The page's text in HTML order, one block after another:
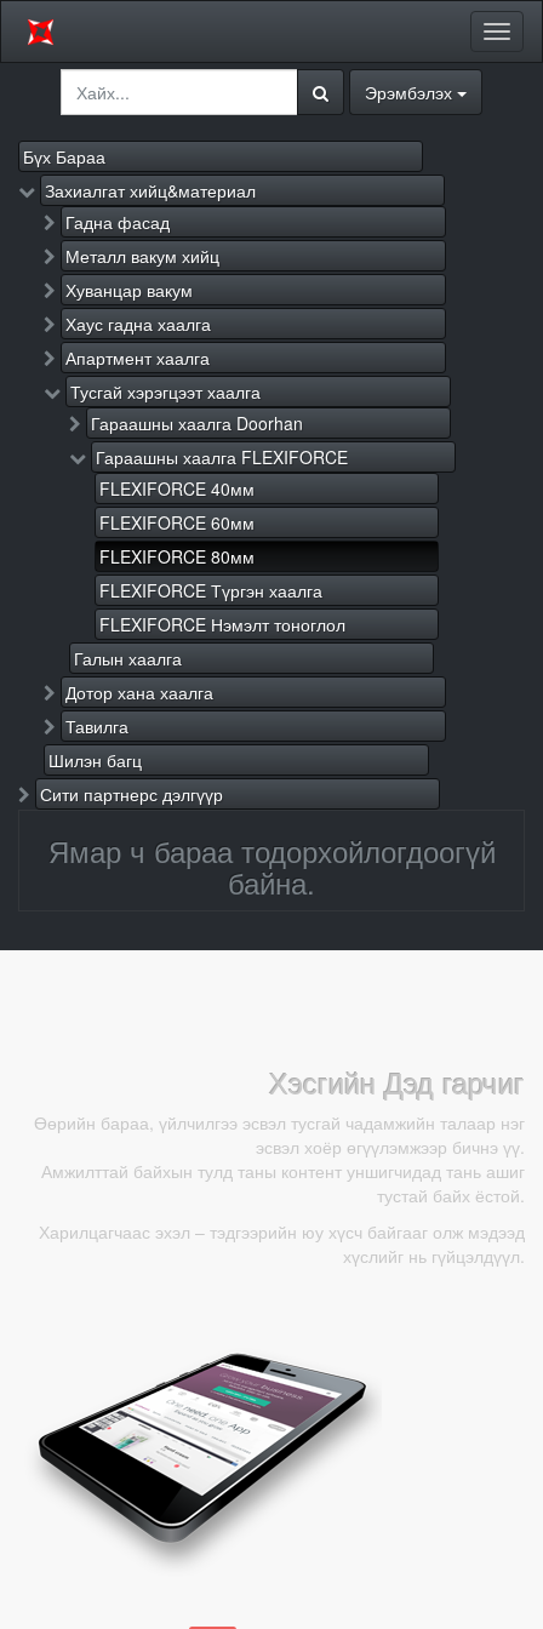
Эрэмбэлэх
Бүх Бараа
Захиалгат хийц&материал
Гадна фасад
Металл вакум хийц
Хуванцар вакум
Хаус гадна хаалга
Апартмент хаалга
Тусгай хэрэгцээт хаалга
Гараашны хаалга Doorhan
Гараашны хаалга FLEXIFORCE
FLEXIFORCE 40мм
FLEXIFORCE 60мм
FLEXIFORCE 80мм
FLEXIFORCE Түргэн хаалга
FLEXIFORCE Нэмэлт тоноглол
Галын хаалга
Дотор хана хаалга
Тавилга
Шилэн багц
Сити партнерс дэлгүүр
Ямар ч бараа тодорхойлогдоогүй
байна.
Хэсгийн Дэд гарчиг
Өөрийн бараа, үйлчилгээ эсвэл тусгай чадамжийн талаар нэг
эсвэл хоёр өгүүлэмжээр бичнэ үү.
Амжилттай байхын тулд таны контент уншигчидад тань ашиг
тустай байх ёстой.
Харилцагчаас эхэл – тэдгээрийн юу хүсч байгааг олж мэдээд
хүслийг нь гүйцэлдүүл.